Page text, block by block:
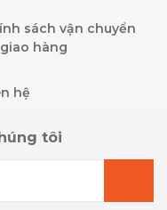
sách vận chuyển
hàng
hệ
tôi